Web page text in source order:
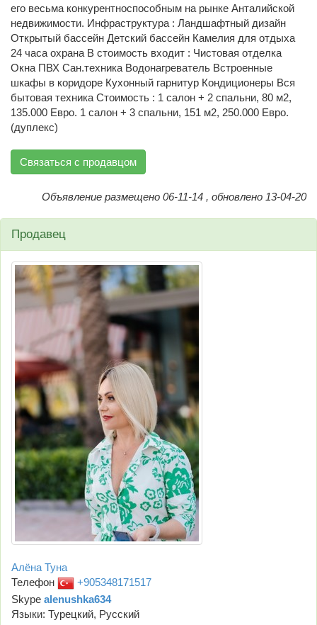
его весьма конкурентноспособным на рынке Анталийской
недвижимости. Инфраструктура : Ландшафтный дизайн
Открытый бассейн Детский бассейн Камелия для отдыха
24 часа охрана В стоимость входит : Чистовая отделка
Окна ПВХ Сан.техника Водонагреватель Встроенные
шкафы в коридоре Кухонный гарнитур Кондиционеры Вся
бытовая техника Стоимость : 1 салон + 2 спальни, 80 м2,
135.000 Евро. 1 салон + 3 спальни, 151 м2, 250.000 Евро.
(дуплекс)
Связаться с продавцом
Объявление размещено 06-11-14 , обновлено 13-04-20
Продавец
Алёна Туна
Телефон
+905348171517
Skype alenushka634
Языки: Турецкий, Русский